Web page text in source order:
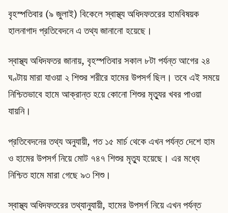
বৃহস্পতিবার (৯ জুলাই) বিকেলে স্বাস্থ্য অধিদফতরের হামবিষয়ক
হালনাগাদ প্রতিবেদনে এ তথ্য জানানো হয়েছে।
স্বাস্থ্য অধিদফতর জানায়, বৃহস্পতিবার সকাল ৮টা পর্যন্ত আগের ২৪
ঘণ্টায় মারা যাওয়া ২ শিশুর শরীরে হামের উপসর্গ ছিল। তবে এই সময়ে
নিশ্চিতভাবে হামে আক্রান্ত হয়ে কোনো শিশুর মৃত্যুর খবর পাওয়া
যায়নি।
প্রতিবেদনের তথ্য অনুযায়ী, গত ১৫ মার্চ থেকে এখন পর্যন্ত দেশে হাম
ও হামের উপসর্গ নিয়ে মোট ৭৪৭ শিশুর মৃত্যু হয়েছে। এর মধ্যে
নিশ্চিত হামে মারা গেছে ৯৩ শিশু।
স্বাস্থ্য অধিদফতরের তথ্যানুযায়ী, হামের উপসর্গ নিয়ে এখন পর্যন্ত